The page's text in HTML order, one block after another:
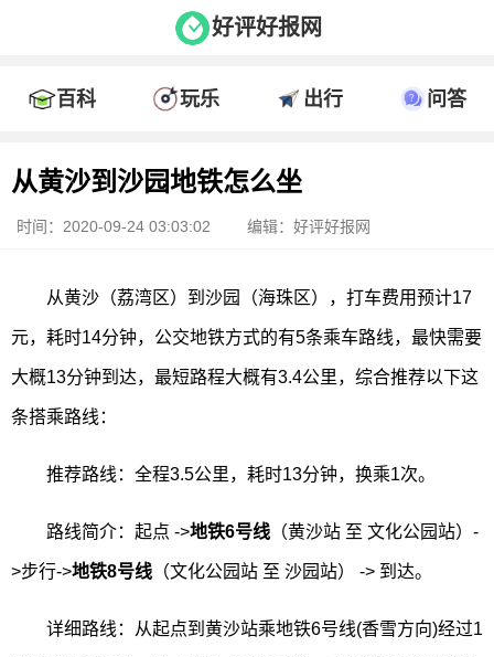
好评好报网
百科 玩乐 出行 问答
从黄沙到沙园地铁怎么坐
时间：2020-09-24 03:03:02 编辑：好评好报网
从黄沙（荔湾区）到沙园（海珠区），打车费用预计17
元，耗时14分钟，公交地铁方式的有5条乘车路线，最快需要
大概13分钟到达，最短路程大概有3.4公里，综合推荐以下这
条搭乘路线：
推荐路线：全程3.5公里，耗时13分钟，换乘1次。
路线简介：起点 ->地铁6号线 （黄沙站 至 文化公园站）-
>步行->地铁8号线 （文化公园站 至 沙园站） -> 到达。
详细路线：从起点到黄沙站乘地铁6号线(香雪方向)经过1